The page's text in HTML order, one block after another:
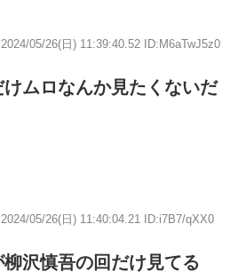
2024/05/26(日) 11:39:40.52 ID:M6aTwJ5z0
ムロなんか見たくないだ
2024/05/26(日) 11:40:04.21 ID:i7B7/qXX0
沢慎吾の回だけ見てる